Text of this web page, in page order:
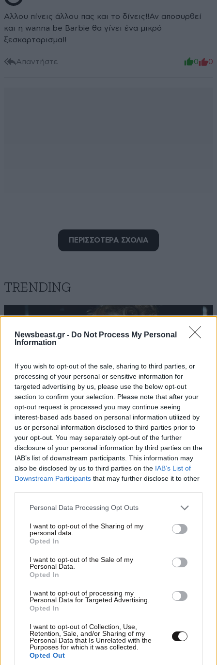
Newsbeast.gr - Do Not Process My Personal
Information
If you wish to opt-out of the sale, sharing to third parties, or
processing of your personal or sensitive information for
targeted advertising by us, please use the below opt-out
section to confirm your selection. Please note that after your
opt-out request is processed you may continue seeing
interest-based ads based on personal information utilized by
us or personal information disclosed to third parties prior to
your opt-out. You may separately opt-out of the further
disclosure of your personal information by third parties on the
IAB’s list of downstream participants. This information may
also be disclosed by us to third parties on the IAB’s List of
Downstream Participants that may further disclose it to other
Please note that this website/app uses one or more Google
not limited to your visit or usage behaviour. You may click to
grant or deny consent to Google and its third-party tags to
use your data for below specified purposes in below Google
consent section.
Personal Data Processing Opt Outs
I want to opt-out of the Sharing of my
personal data.
Opted In
I want to opt-out of the Sale of my
Personal Data.
Opted In
I want to opt-out of processing my
Personal Data for Targeted Advertising.
Opted In
I want to opt-out of Collection, Use,
Retention, Sale, and/or Sharing of my
Personal Data that Is Unrelated with the
Purposes for which it was collected.
Opted Out
Αλλου πίνεις άλλου πας και το δίνεις!!Αν αποσυρθεί
και η wanna be Barbie θα γίνει ένα μικρό
ξεσκαρταρισμα!!
Απαντήστε 0 0
Κακογρεζα 01·08·2023 07:36
Ω ρε φίλε
Απαντήστε
Αχαχα 01·08·2023 02:26
Έ αφού το λέει η Πατουλαίνα, εντάξει πείστηκα τώρα.
Απαντήστε
του πρώην της,γιατί το κρατάει?
Απαντήστε
ΠΕΡΙΣΣΟΤΕΡΑ ΣΧΟΛΙΑ
TRENDING
ΕΛΛΑΔΑ06·08·2026 00:09
Σαν σήμερα 6 Αυγούστου: Πεθαίνει η Ρίτα
Σακελλαρίου, η λαϊκή ντίβα που έκανε τη ζωή